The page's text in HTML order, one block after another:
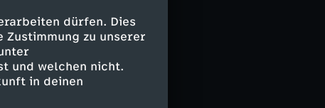
dürfen. Dies
zu unserer
und welchen nicht.
in deinen
van Dijk, van